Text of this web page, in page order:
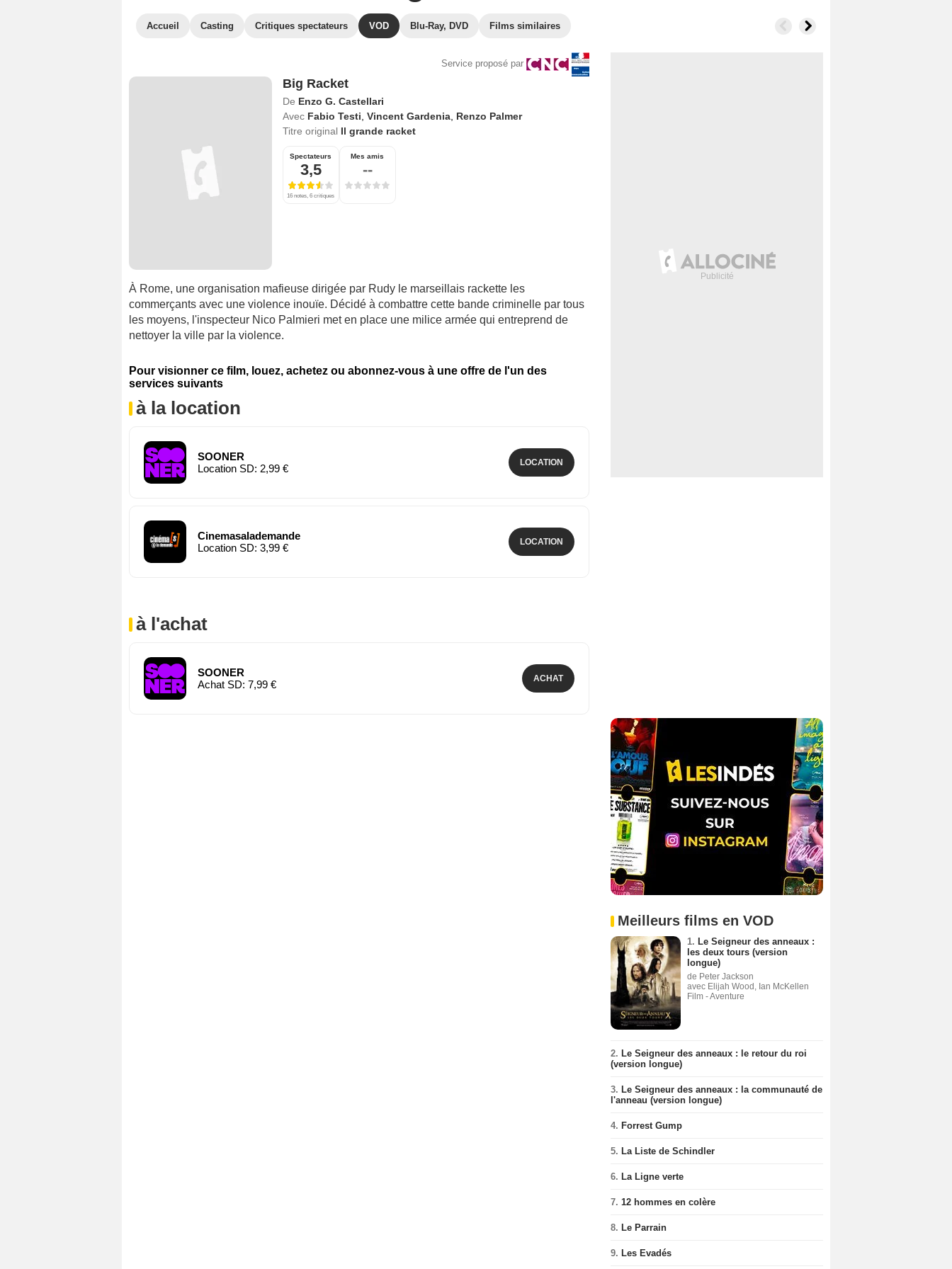
Accueil Casting Critiques spectateurs VOD Blu-Ray, DVD Films similaires
Service proposé par
Big Racket
De Enzo G. Castellari
Avec Fabio Testi Vincent Gardenia, Renzo Palmer
Titre original Il grande racket
Spectateurs
3,5
16 notes, 6 critiques
Mes amis
--
À Rome, une organisation mafieuse dirigée par Rudy le marseillais rackette les
commerçants avec une violence inouïe. Décidé à combattre cette bande criminelle par tous
les moyens, l'inspecteur Nico Palmieri met en place une milice armée qui entreprend de
nettoyer la ville par la violence.
Pour visionner ce film, louez, achetez ou abonnez-vous à une offre de l'un des
services suivants
à la location
SOONER
Location SD: 2,99 €
LOCATION
Cinemasalademande
Location SD: 3,99 €
LOCATION
à l'achat
SOONER
Achat SD: 7,99 €
ACHAT
Meilleurs films en VOD
1. Le Seigneur des anneaux :
les deux tours (version
longue)
de Peter Jackson
avec Elijah Wood, Ian McKellen
Film - Aventure
2. Le Seigneur des anneaux : le retour du roi
(version longue)
3. Le Seigneur des anneaux : la communauté de
l'anneau (version longue)
4. Forrest Gump
5. La Liste de Schindler
6. La Ligne verte
7. 12 hommes en colère
8. Le Parrain
9. Les Evadés